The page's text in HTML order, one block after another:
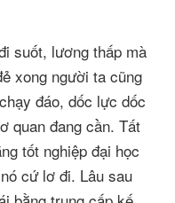
suốt, lương thấp mà
xong người ta cũng
đáo, dốc lực dốc
quan đang cần. Tất
tốt nghiệp đại học
cứ lơ đi. Lâu sau